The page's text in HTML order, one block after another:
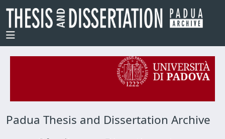
Padua Thesis and Dissertation Archive